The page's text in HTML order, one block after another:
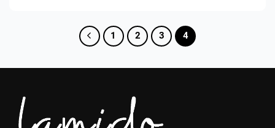
1 2 3 4